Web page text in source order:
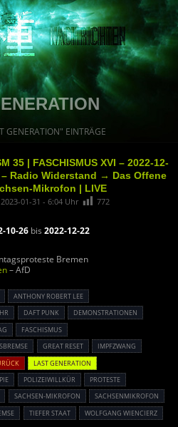
GENERATION" EINTRÄGE
35 | FASCHISMUS XVI – 2022-12-
– Radio Widerstand → Das Offene
Mikrofon | LIVE
2023-01-31 - 6:04 Uhr 772
10-26 bis 2022-12-22
Bremen
– AfD
ANTHONY ROBERT LEE
DAFT PUNK
DEMONSTRATIONEN
FASCHISMUS
GREAT RESET
IMPFZWANG
LAST GENERATION
POLIZEIWILLKÜR
PROTESTE
SACHSEN-MIKROFON
SACHSENMIKROFON
TIEFER STAAT WOLFGANG WIENCIERZ